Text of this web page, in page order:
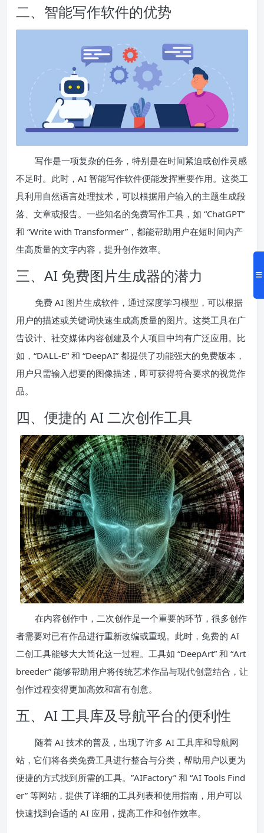
二、智能写作软件的优势
写作是一项复杂的任务，特别是在时间紧迫或创作灵感
不足时。此时，AI 智能写作软件便能发挥重要作用。这类工
具利用自然语言处理技术，可以根据用户输入的主题生成段
落、文章或报告。一些知名的免费写作工具，如 “ChatGPT”
和 “Write with Transformer”，都能帮助用户在短时间内产
生高质量的文字内容，提升创作效率。
三、AI 免费图片生成器的潜力
免费 AI 图片生成软件，通过深度学习模型，可以根据
用户的描述或关键词快速生成高质量的图片。这类工具在广
告设计、社交媒体内容创建及个人项目中均有广泛应用。比
如，“DALL-E” 和 “DeepAI” 都提供了功能强大的免费版本，
用户只需输入想要的图像描述，即可获得符合要求的视觉作
品。
四、便捷的 AI 二次创作工具
在内容创作中，二次创作是一个重要的环节，很多创作
者需要对已有作品进行重新改编或重现。此时，免费的 AI
二创工具能够大大简化这一过程。工具如 “DeepArt” 和 “Art
breeder” 能够帮助用户将传统艺术作品与现代创意结合，让
创作过程变得更加高效和富有创意。
五、AI 工具库及导航平台的便利性
随着 AI 技术的普及，出现了许多 AI 工具库和导航网
站，它们将各类免费工具进行整合与分类，帮助用户以更为
便捷的方式找到所需的工具。”AIFactory” 和 “AI Tools Find
er” 等网站，提供了详细的工具列表和使用指南，用户可以
快速找到合适的 AI 应用，提高工作和创作效率。